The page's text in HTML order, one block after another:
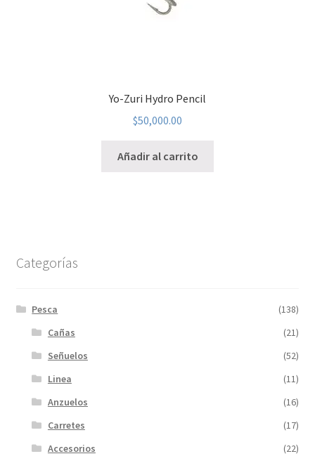
Yo-Zuri Hydro Pencil
$50,000.00
Añadir al carrito
Categorías
Pesca
(138)
Cañas
(21)
Señuelos
(52)
Linea
(11)
Anzuelos
(16)
Carretes
(17)
Accesorios
(22)